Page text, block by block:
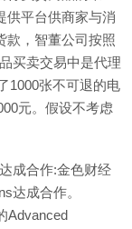
供平台供商家与消
款，智董公司按照
买卖交易中是代理
1000张不可退的电
元。假设不考虑
成合作:金色财经
达成合作。
Advanced